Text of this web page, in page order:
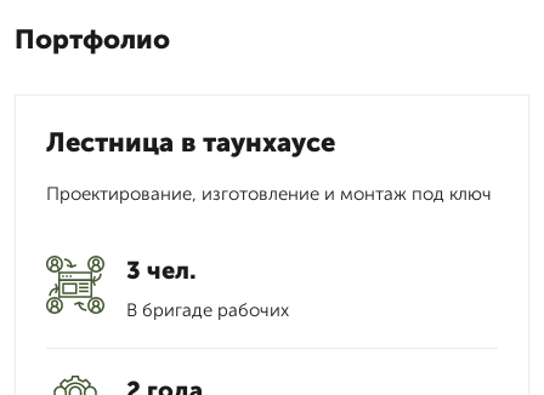
Портфолио
Лестница в таунхаусе
Проектирование, изготовление и монтаж под ключ
3 чел.
В бригаде рабочих